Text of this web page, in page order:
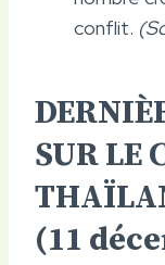
conflit.
SUR LE
(11